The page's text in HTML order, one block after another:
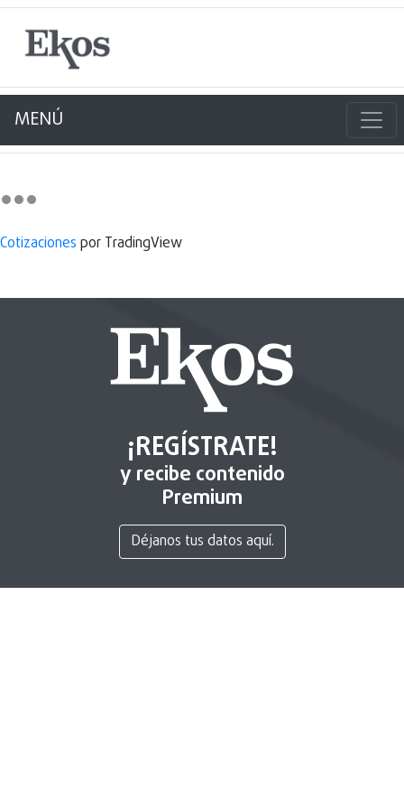
MENÚ
Cotizaciones por TradingView
¡REGÍSTRATE!
y recibe contenido
Premium
Déjanos tus datos aquí.